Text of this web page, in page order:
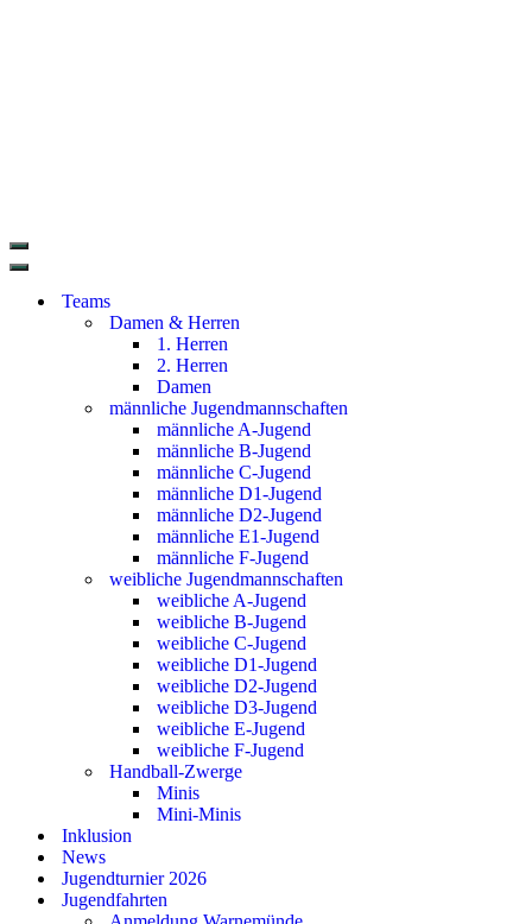
Teams
Damen & Herren
1. Herren
2. Herren
Damen
männliche Jugendmannschaften
männliche A-Jugend
männliche B-Jugend
männliche C-Jugend
männliche D1-Jugend
männliche D2-Jugend
männliche E1-Jugend
männliche F-Jugend
weibliche Jugendmannschaften
weibliche A-Jugend
weibliche B-Jugend
weibliche C-Jugend
weibliche D1-Jugend
weibliche D2-Jugend
weibliche D3-Jugend
weibliche E-Jugend
weibliche F-Jugend
Handball-Zwerge
Minis
Mini-Minis
Inklusion
News
Jugendturnier 2026
Jugendfahrten